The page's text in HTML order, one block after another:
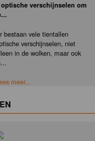
optische verschijnselen om
bestaan vele tientallen
verschijnselen, niet
in de wolken, maar ook
meer...